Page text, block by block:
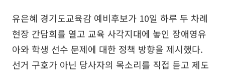
유은혜 경기도교육감 예비후보가 10일 하루 두 차례
현장 간담회를 열고 교육 사각지대에 놓인 장애영유
아와 학생 선수 문제에 대한 정책 방향을 제시했다.
선거 구호가 아닌 당사자의 목소리를 직접 듣고 제도